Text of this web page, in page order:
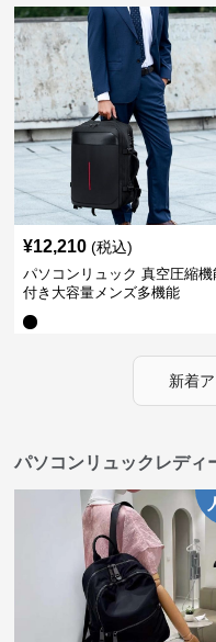
¥12,210 (税込)
パソコンリュック 真空圧縮機
付き大容量メンズ多機能
新着
パソコンリュックレディ